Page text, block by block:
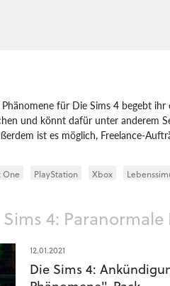
für Die Sims 4 begebt
und könnt dafür unter anderem
ist es möglich, Freelance-
One PlayStation Xbox
4:
12.01.2021
Die Sims 4: